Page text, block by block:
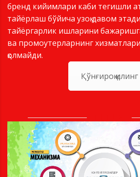
бренд кийимлари каби тегишли
тайёрлаш бўйича узоқ давом
тайёргарлик ишларини
ва промоутерларнинг
қолмайди.
Қўнғироқ қилинг